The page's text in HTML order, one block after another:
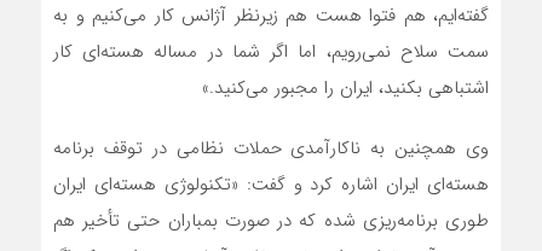
گفته‌ایم، هم فتوا هست هم زیرنظر آژانس کار می‌کنیم و به
سمت سلاح نمی‌رویم، اما اگر شما در مساله هسته‌ای کار
اشتباهی بکنید، ایران را مجبور می‌کنید.»
وی همچنین به ناکارآمدی حملات نظامی در توقف برنامه
هسته‌ای ایران اشاره کرد و گفت: «تکنولوژی هسته‌ای ایران
طوری برنامه‌ریزی شده که در صورت بمباران حتی تأخیر هم